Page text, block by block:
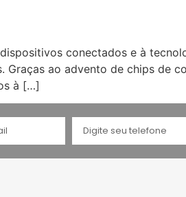
conectados e à
ao advento de chips de
à […]